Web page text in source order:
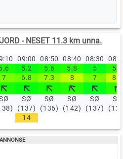
- NESET 11.3 km unna.
09:00 08:50 08:40 08:30
5.2 5.6 5.8 5
5.9
7 6.8 7.3 8 7 8.1
SØ
(137)
SØ
(136)
SØ
(142)
SØ
(137)
SØ
14